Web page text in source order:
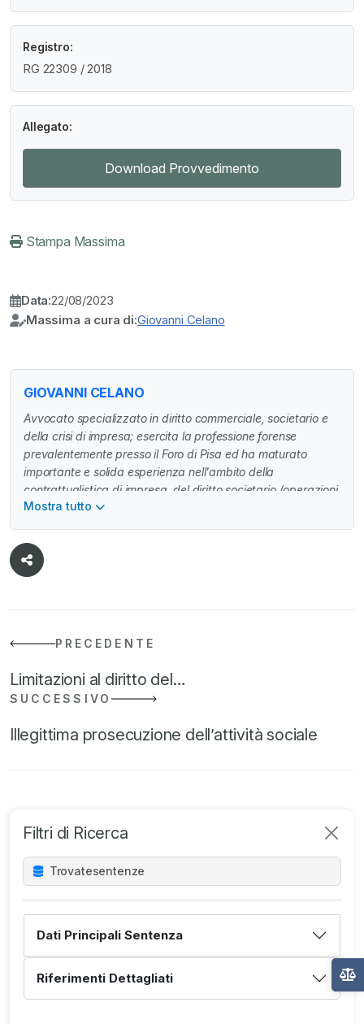
Registro:
RG 22309 / 2018
Allegato:
Download Provvedimento
Stampa Massima
Data:22/08/2023
Massima a cura di:Giovanni Celano
GIOVANNI CELANO
Avvocato specializzato in diritto commerciale, societario e
della crisi di impresa; esercita la professione forense
prevalentemente presso il Foro di Pisa ed ha maturato
importante e solida esperienza nell'ambito della
contrattualistica di impresa, del diritto societario (operazioni
societarie, start-up ed operazioni M&A) e del contenzioso
Diritto Commerciale presso il Dipartimento di Giurisprudenza
dell'Università degli Studi di Pisa per il periodo 2012-2018
ed ha fondato lo Studio Legale Celano con sede in
Mostra tutto
PRECEDENTE
Limitazioni al diritto del…
SUCCESSIVO
Illegittima prosecuzione dell’attività sociale
Filtri di Ricerca
Trovatesentenze
Dati Principali Sentenza
Riferimenti Dettagliati